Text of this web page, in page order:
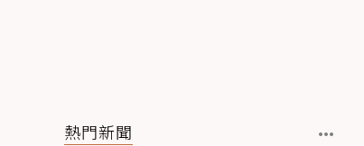
熱門新聞